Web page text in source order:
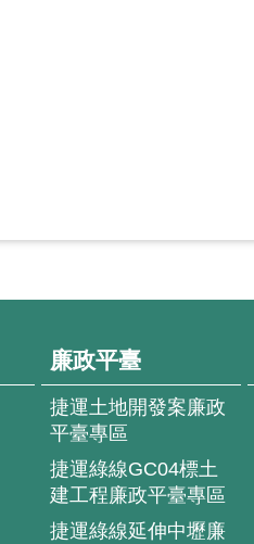
廉政平臺
捷運土地開發案廉政
平臺專區
捷運綠線GC04標土
建工程廉政平臺專區
捷運綠線延伸中壢廉